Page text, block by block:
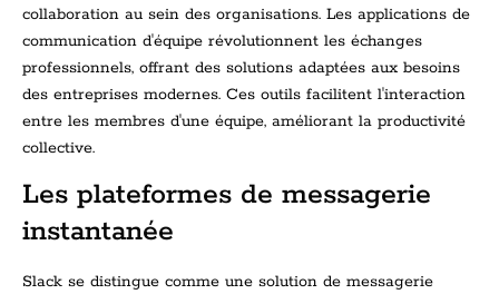
collaboration au sein des organisations. Les applications de
communication d'équipe révolutionnent les échanges
professionnels, offrant des solutions adaptées aux besoins
des entreprises modernes. Ces outils facilitent l'interaction
entre les membres d'une équipe, améliorant la productivité
collective.
Les plateformes de messagerie
instantanée
Slack se distingue comme une solution de messagerie